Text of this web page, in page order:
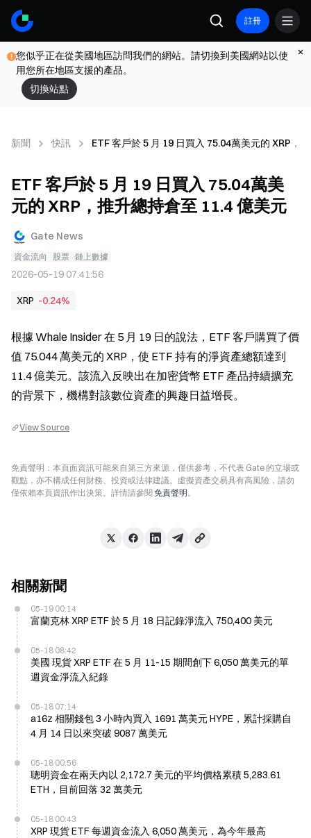
註冊
您似乎正在從美國地區訪問我們的網站。請切換到美國網站以使
用您所在地區支援的產品。
切換站點
新聞 快訊 ETF 客戶於 5 月 19 日買入 75.04萬美元的 XRP，
ETF 客戶於 5 月 19 日買入 75.04萬美
元的 XRP，推升總持倉至 11.4 億美元
Gate News
資金流向 股票 鏈上數據
2026-05-19 07:41:56
XRP -0.24%
根據 Whale Insider 在 5 月 19 日的說法，ETF 客戶購買了價
值 75.044 萬美元的 XRP，使 ETF 持有的淨資產總額達到
11.4 億美元。該流入反映出在加密貨幣 ETF 產品持續擴充
的背景下，機構對該數位資產的興趣日益增長。
View Source
免責聲明：本頁面資訊可能來自第三方來源，僅供參考，不代表 Gate 的立場或
觀點，亦不構成任何財務、投資或法律建議。虛擬資產交易具有高風險，請勿
僅依賴本頁資訊作出決策。詳情請參閱 免責聲明。
相關新聞
05-19 00:14
富蘭克林 XRP ETF 於 5 月 18 日記錄淨流入 750,400 美元
05-18 08:42
美國 現貨 XRP ETF 在 5 月 11-15 期間創下 6,050 萬美元的單
週資金淨流入紀錄
05-18 07:14
a16z 相關錢包 3 小時內買入 1691 萬美元 HYPE，累計採購自
4 月 14 日以來突破 9087 萬美元
05-18 00:56
聰明資金在兩天內以 2,172.7 美元的平均價格累積 5,283.61
ETH，目前回落 32 萬美元
05-18 00:43
XRP 現貨 ETF 每週資金流入 6,050 萬美元，為今年最高